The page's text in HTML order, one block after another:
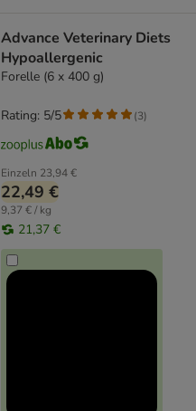
Advance Veterinary Diets
Hypoallergenic
Forelle (6 x 400 g)
Einzeln 23,94 €
22,49 €
9,37 € / kg
21,37 €
Rating: 5/5 (3)